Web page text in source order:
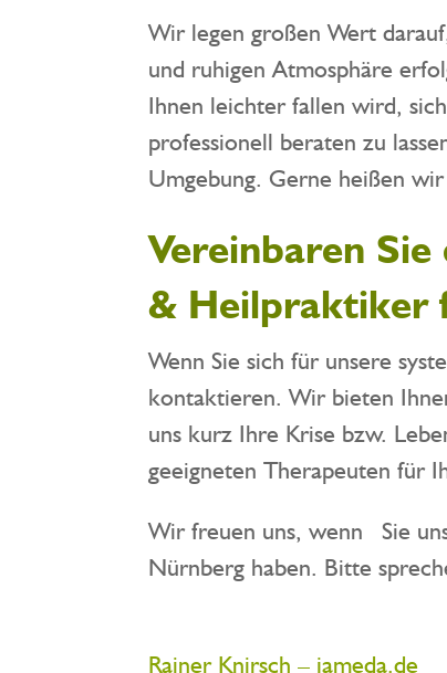
Wir legen großen Wert
und ruhigen Atmosphäre
Ihnen leichter fallen wird,
professionell beraten zu
Umgebung. Gerne heißen
Vereinbaren Sie
& Heilpraktiker
Wenn Sie sich für unsere
kontaktieren. Wir bieten
uns kurz Ihre Krise bzw.
geeigneten Therapeuten für
Wir freuen uns, wenn Sie
Nürnberg haben. Bitte
Rainer Knirsch – jameda.de